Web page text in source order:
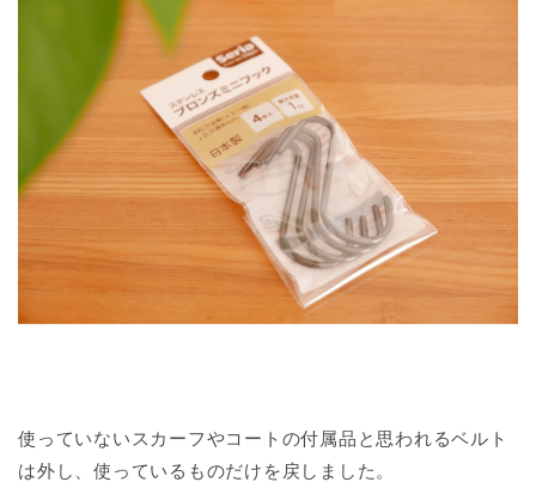
使っていないスカーフやコートの付属品と思われるベルト
は外し、使っているものだけを戻しました。